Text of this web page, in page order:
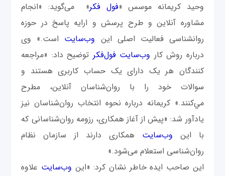
وحید کریمانه موسس «‌فول فکر» می‌گوید:‌ «انجام
مشاوره آنلاین و طرح پرسش و ارایه پاسخ در حوزه
روانشناسی فعالیت اصلی این وب‌سایت است.» وی
درباره روش کار وب‌سایت فول‌فکر توضیح داد: «مراجعه
کنندگان هر یک دارای یک حساب کاربری هستند و
سوالات خود را با روان‌شناسان آنلاین، مطرح
مي‌کنند.» کریمانه درباره نحوه انتخاب روان‌شناسان نیز
یادآور شد: «پیش از آغاز همکاری، رزومه روان‌شناسانی که
با این وب‌سایت همکاری دارند از سازمان نظام
روان‌شناسی استعلام می‌شود.»
این صاحب ایده خاطر نشان کرد: «این وب‌سایت علاوه